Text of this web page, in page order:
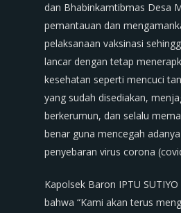
dan Bhabinkamtibmas Desa
pemantauan dan
pelaksanaan vaksinasi
lancar dengan tetap
kesehatan seperti mencuci
yang sudah disediakan,
berkerumun, dan selalu
benar guna mencegah
penyebaran virus corona
Kapolsek Baron IPTU
bahwa “Kami akan terus